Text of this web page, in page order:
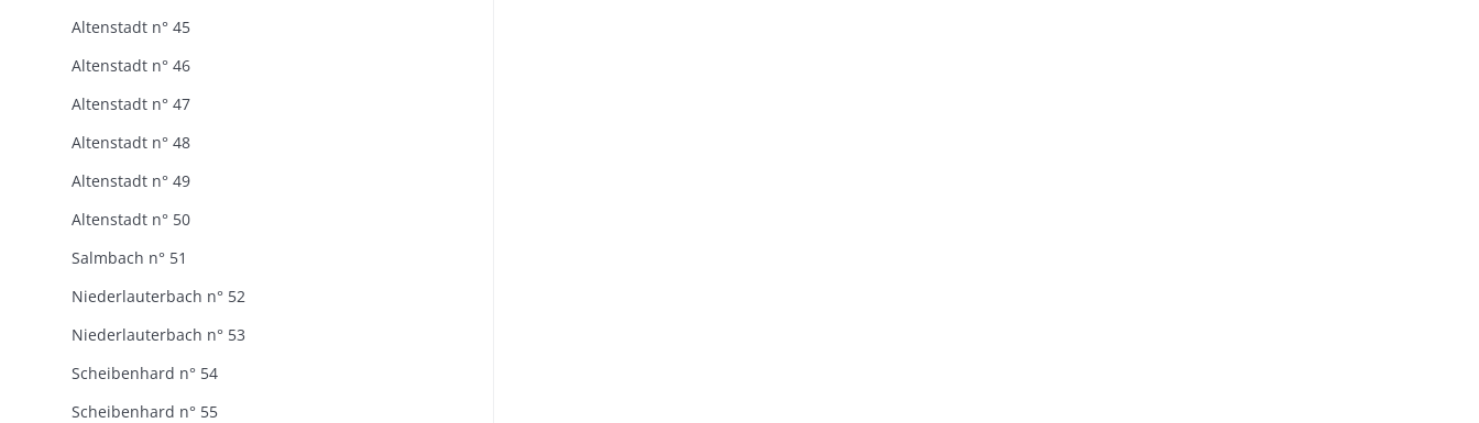
Altenstadt n° 45
Altenstadt n° 46
Altenstadt n° 47
Altenstadt n° 48
Altenstadt n° 49
Altenstadt n° 50
Salmbach n° 51
Niederlauterbach n° 52
Niederlauterbach n° 53
Scheibenhard n° 54
Scheibenhard n° 55